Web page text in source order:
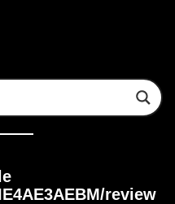
review